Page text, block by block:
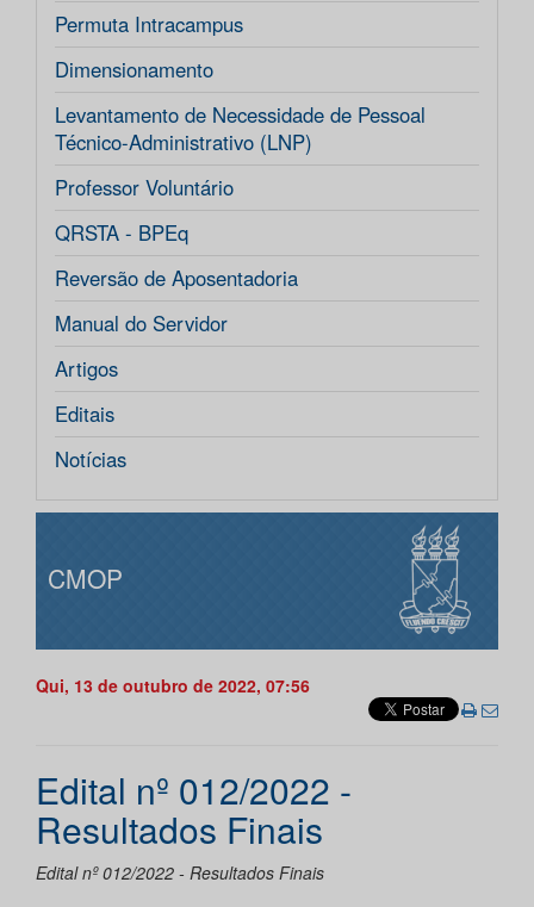
Permuta Intracampus
Dimensionamento
Levantamento de Necessidade de Pessoal
Técnico-Administrativo (LNP)
Professor Voluntário
QRSTA - BPEq
Reversão de Aposentadoria
Manual do Servidor
Artigos
Editais
Notícias
CMOP
Qui, 13 de outubro de 2022, 07:56
Edital nº 012/2022 -
Resultados Finais
Edital nº 012/2022 - Resultados Finais